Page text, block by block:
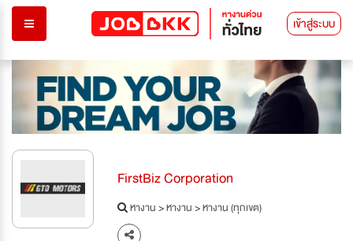
เข้าสู่ระบบ
FirstBiz Corporation
หางาน>หางาน>หางาน (ทุกเขต)